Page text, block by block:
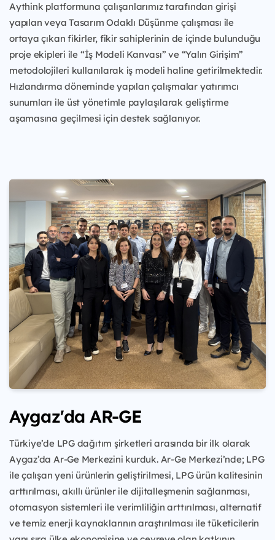
Aythink platformuna çalışanlarımız tarafından girişi
yapılan veya Tasarım Odaklı Düşünme çalışması ile
ortaya çıkan fikirler, fikir sahiplerinin de içinde bulunduğu
proje ekipleri ile “İş Modeli Kanvası” ve “Yalın Girişim”
metodolojileri kullanılarak iş modeli haline getirilmektedir.
Hızlandırma döneminde yapılan çalışmalar yatırımcı
sunumları ile üst yönetimle paylaşılarak geliştirme
aşamasına geçilmesi için destek sağlanıyor.
Aygaz'da AR-GE
Türkiye’de LPG dağıtım şirketleri arasında bir ilk olarak
Aygaz’da Ar-Ge Merkezini kurduk. Ar-Ge Merkezi’nde; LPG
ile çalışan yeni ürünlerin geliştirilmesi, LPG ürün kalitesinin
arttırılması, akıllı ürünler ile dijitalleşmenin sağlanması,
otomasyon sistemleri ile verimliliğin arttırılması, alternatif
ve temiz enerji kaynaklarının araştırılması ile tüketicilerin